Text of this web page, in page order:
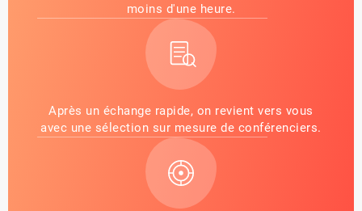
moins d'une heure.
Après un échange rapide, on revient vers vous
avec une sélection sur mesure de conférenciers.